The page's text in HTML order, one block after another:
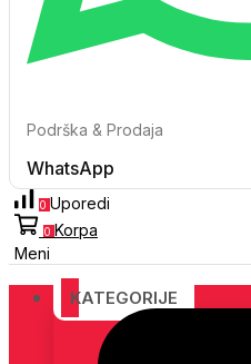
Podrška & Prodaja
WhatsApp
0 Uporedi
0 Korpa
Meni
KATEGORIJE